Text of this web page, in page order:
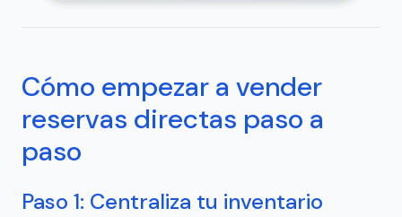
Cómo empezar a vender
reservas directas paso a
paso
Paso 1: Centraliza tu inventario